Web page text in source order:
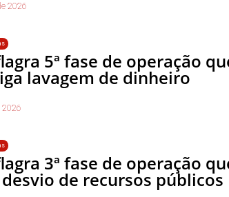
2026
5ª fase de operação
lavagem de dinheiro
2026
3ª fase de operação
de recursos públicos